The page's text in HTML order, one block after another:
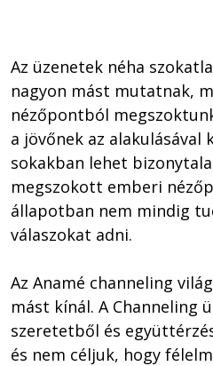
Az üzenetek néha
nagyon mást mutatnak,
nézőpontból
a jövőnek az alakulásával
sokakban lehet
megszokott emberi
állapotban nem mindig
válaszokat adni.
Az Anamé channeling
mást kínál. A Channeling
szeretetből és
és nem céljuk, hogy